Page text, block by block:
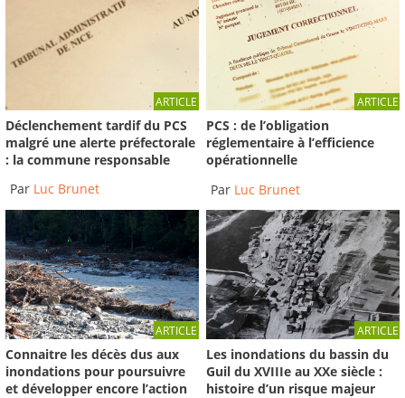
ARTICLE
Déclenchement tardif du PCS
malgré une alerte préfectorale
: la commune responsable
Par Luc Brunet
ARTICLE
PCS : de l’obligation
réglementaire à l’efficience
opérationnelle
Par Luc Brunet
ARTICLE
Connaitre les décès dus aux
inondations pour poursuivre
et développer encore l’action
ARTICLE
Les inondations du bassin du
Guil du XVIIIe au XXe siècle :
histoire d’un risque majeur